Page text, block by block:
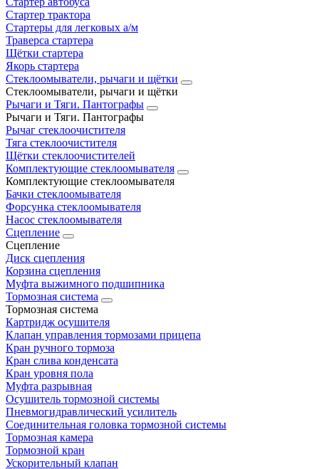
Стартер трактора
Стартеры для легковых а/м
Траверса стартера
Щётки стартера
Якорь стартера
Стеклоомыватели, рычаги и щётки
Стеклоомыватели, рычаги и щётки
Рычаги и Тяги. Пантографы
Рычаги и Тяги. Пантографы
Рычаг стеклоочистителя
Тяга стеклоочистителя
Щётки стеклоочистителей
Комплектующие стеклоомывателя
Комплектующие стеклоомывателя
Бачки стеклоомывателя
Форсунка стеклоомывателя
Насос стеклоомывателя
Сцепление
Сцепление
Диск сцепления
Корзина сцепления
Муфта выжимного подшипника
Тормозная система
Тормозная система
Картридж осушителя
Клапан управления тормозами прицепа
Кран ручного тормоза
Кран слива конденсата
Кран уровня пола
Муфта разрывная
Осушитель тормозной системы
Пневмогидравлический усилитель
Соединительная головка тормозной системы
Тормозная камера
Тормозной кран
Ускорительный клапан